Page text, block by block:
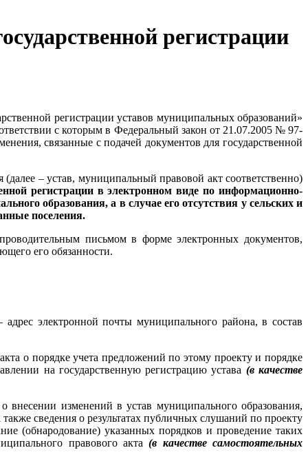
регистрации
регистрации уставов муниципальных образований»
с которым в Федеральный закон от 21.07.2005 № 97-
связанные с подачей документов для государственной
– устав, муниципальный правовой акт соответственно)
регистрации в электронном виде по информационно-
образования, а в случае его отсутствия у сельских и
поселения.
письмом в форме электронных документов,
его обязанности.
электронной почты муниципального района, в состав
о порядке учета предложений по этому проекту и порядке
на государственную регистрацию устава (в качестве
внесении изменений в устав муниципального образования,
сведения о результатах публичных слушаний по проекту
(обнародование) указанных порядков и проведение таких
правового акта(в качестве самостоятельных